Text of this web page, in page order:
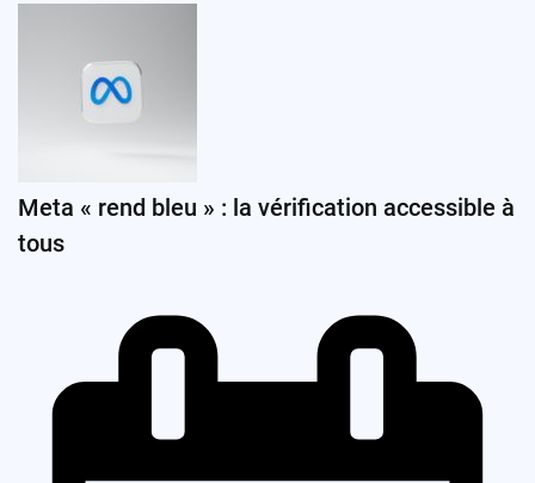
Meta « rend bleu » : la vérification accessible à
tous